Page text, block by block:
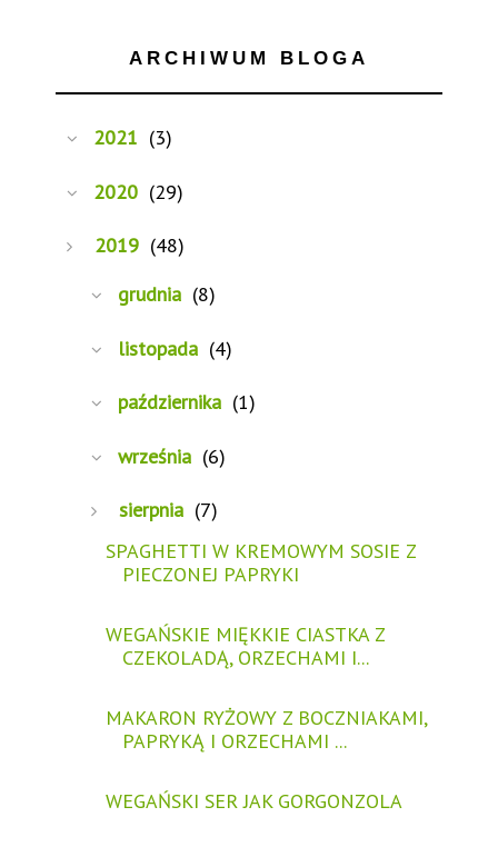
ARCHIWUM BLOGA
2021 (3)
2020 (29)
2019 (48)
grudnia (8)
listopada (4)
października (1)
września (6)
sierpnia (7)
SPAGHETTI W KREMOWYM SOSIE Z
PIECZONEJ PAPRYKI
WEGAŃSKIE MIĘKKIE CIASTKA Z
CZEKOLADĄ, ORZECHAMI I...
MAKARON RYŻOWY Z BOCZNIAKAMI,
PAPRYKĄ I ORZECHAMI ...
WEGAŃSKI SER JAK GORGONZOLA